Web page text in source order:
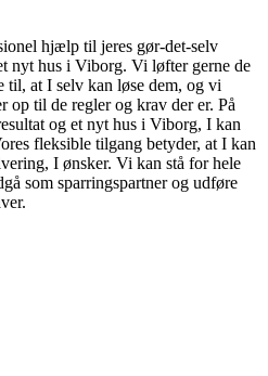
hjælp til jeres gør-det-selv
nyt hus i Viborg. Vi løfter gerne de
til, at I selv kan løse dem, og vi
op til de regler og krav der er. På
og et nyt hus i Viborg, I kan
fleksible tilgang betyder, at I kan
I ønsker. Vi kan stå for hele
som sparringspartner og udføre